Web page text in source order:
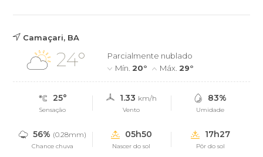
Camaçari, BA
24°
Parcialmente nublado
Mín.20° Máx.29°
25°
Sensação
1.33 km/h
Vento
83%
Umidade
56% (0.28mm)
Chance chuva
05h50
Nascer do sol
17h27
Pôr do sol